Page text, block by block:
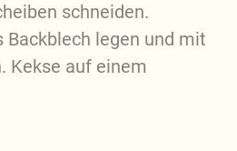
schneiden.
legen und mit
Kekse auf einem